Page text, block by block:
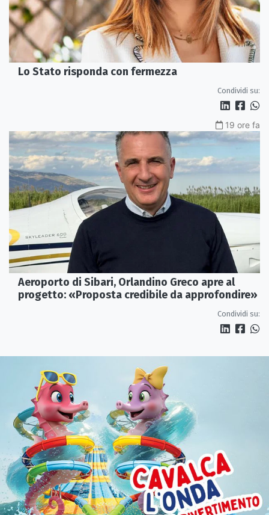
Lo Stato risponda con fermezza
Condividi su:
19 ore fa
Aeroporto di Sibari, Orlandino Greco apre al
progetto: «Proposta credibile da approfondire»
Condividi su: